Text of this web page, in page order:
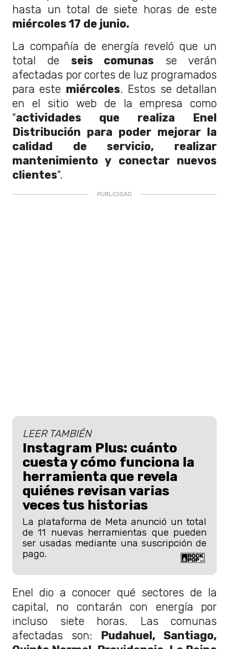
hasta un total de siete horas de este
miércoles 17 de junio.
La compañía de energía reveló que un
total de seis comunas se verán
afectadas por cortes de luz programados
para este miércoles. Estos se detallan
en el sitio web de la empresa como
"actividades que realiza Enel
Distribución para poder mejorar la
calidad de servicio, realizar
mantenimiento y conectar nuevos
clientes".
LEER TAMBIÉN
Instagram Plus: cuánto
cuesta y cómo funciona la
herramienta que revela
quiénes revisan varias
veces tus historias
La plataforma de Meta anunció un total
de 11 nuevas herramientas que pueden
ser usadas mediante una suscripción de
pago.
Enel dio a conocer qué sectores de la
capital, no contarán con energía por
incluso siete horas. Las comunas
afectadas son: Pudahuel, Santiago,